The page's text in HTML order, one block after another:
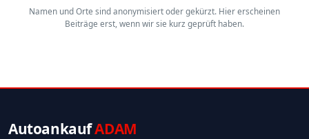
Namen und Orte sind anonymisiert oder gekürzt. Hier erscheinen
Beiträge erst, wenn wir sie kurz geprüft haben.
AutoankaufADAM